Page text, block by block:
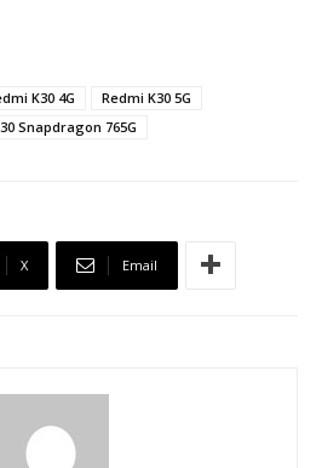
K30 4G
Redmi K30 5G
Snapdragon 765G
X Email